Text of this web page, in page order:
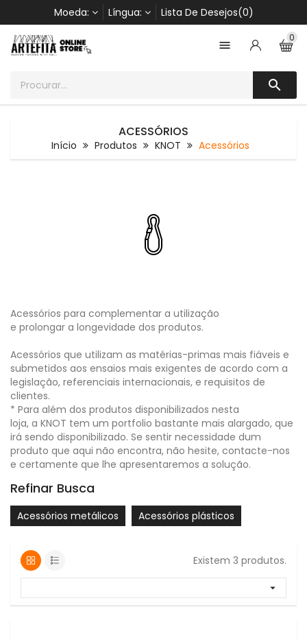
Moeda: Língua: Lista De Desejos(0)

0

ACESSÓRIOS
Início Produtos KNOT Acessórios
Acessórios para complementar a utilização
e prolongar a longevidade dos produtos.
Acessórios que utilizam as matérias-primas mais fiáveis e
submetidos aos ensaios mais exigentes de acordo com a
legislação, referenciais internacionais, e requisitos de
clientes.
* Para além dos produtos disponibilizados nesta
loja, a KNOT tem um portfolio bastante mais alargado, que
irá sendo disponibilizado. Se sentir necessidade dum
produto que aqui não encontra, não hesite, contacte-nos
e certamente que lhe apresentaremos a solução.
Refinar Busca
Acessórios metálicos Acessórios plásticos
Existem 3 produtos.
